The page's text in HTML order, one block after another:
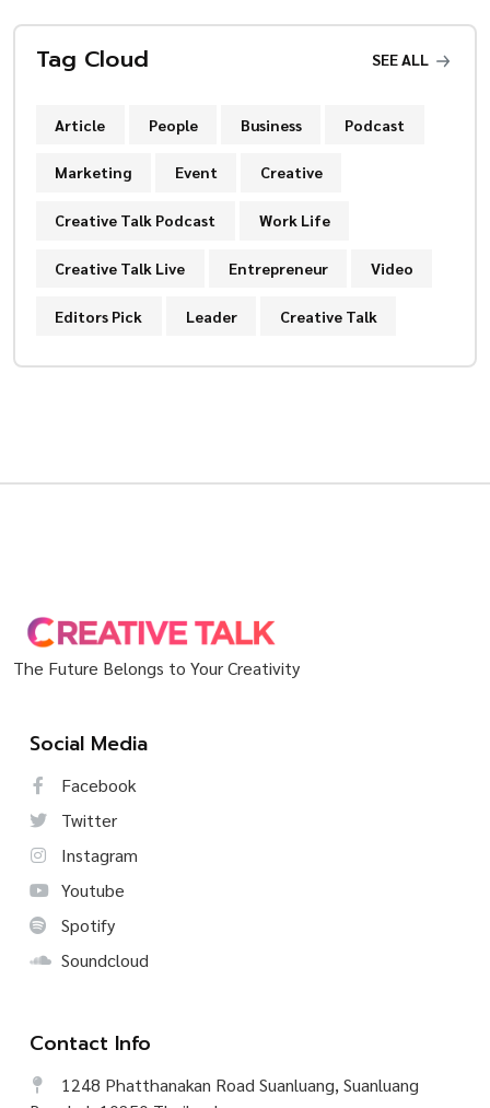
Tag Cloud SEE ALL
Article People Business Podcast
Marketing Event Creative
Creative Talk Podcast Work Life
Creative Talk Live Entrepreneur Video
Editors Pick Leader Creative Talk
The Future Belongs to Your Creativity
Social Media
Facebook
Twitter
Instagram
Youtube
Spotify
Soundcloud
Contact Info
1248 Phatthanakan Road Suanluang, Suanluang